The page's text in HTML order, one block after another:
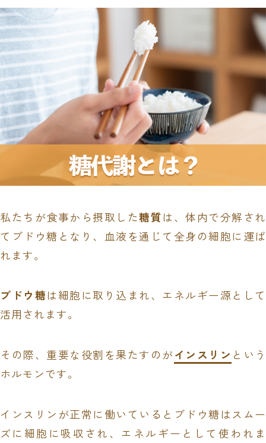
私たちが食事から摂取した糖質は、体内で分解され
てブドウ糖となり、血液を通じて全身の細胞に運ば
れます。
ブドウ糖は細胞に取り込まれ、エネルギー源として
活用されます。
その際、重要な役割を果たすのがインスリン という
ホルモンです。
インスリンが正常に働いているとブドウ糖はスムー
ズに細胞に吸収され、エネルギーとして使われま